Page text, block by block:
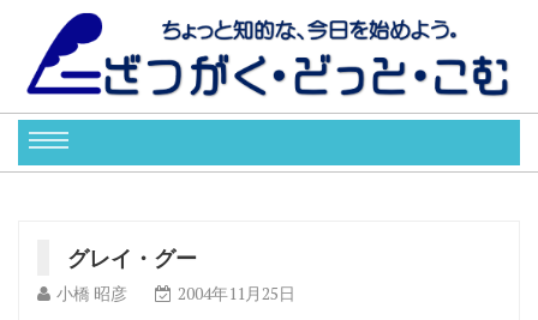
グレイ・グー
小橋 昭彦 2004年11月25日